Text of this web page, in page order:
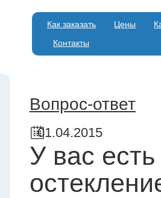
Как заказать Цены
Контакты
Вопрос-ответ
01.04.2015
У вас